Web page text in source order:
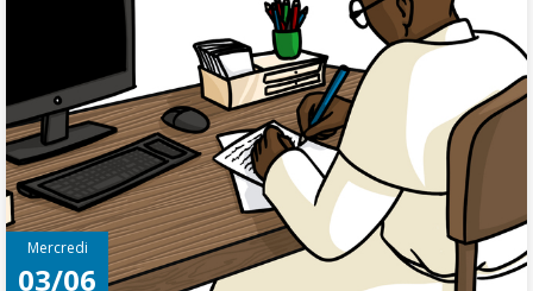
Mercredi
03/06